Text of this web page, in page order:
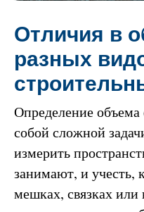
Отличия в
разных
Определение объема
собой сложной
измерить
занимают, и
мешках, связках